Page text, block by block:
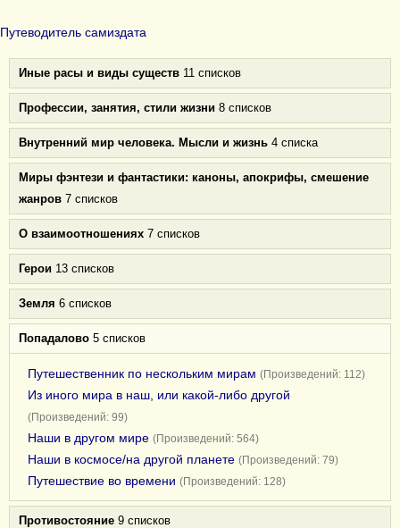
Путеводитель самиздата
Иные расы и виды существ 11 списков
Профессии, занятия, стили жизни 8 списков
Внутренний мир человека. Мысли и жизнь 4 списка
Миры фэнтези и фантастики: каноны, апокрифы, смешение
жанров 7 списков
О взаимоотношениях 7 списков
Герои 13 списков
Земля 6 списков
Попадалово 5 списков
Путешественник по нескольким мирам (Произведений: 112)
Из иного мира в наш, или какой-либо другой
(Произведений: 99)
Наши в другом мире (Произведений: 564)
Наши в космосе/на другой планете (Произведений: 79)
Путешествие во времени (Произведений: 128)
Противостояние 9 списков